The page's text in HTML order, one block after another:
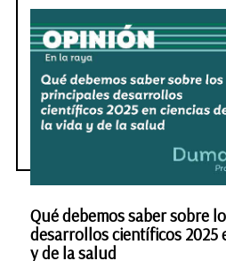
Qué debemos saber sobre
desarrollos científicos 2025
y de la salud